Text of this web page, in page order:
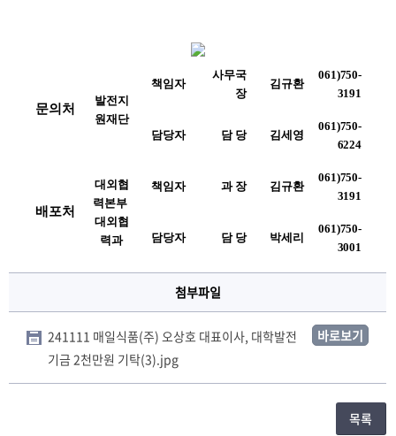
문의처
발전지
원재단
책임자
사무국
장
김규환
061)750-
3191
담당자 담 당 김세영
061)750-
6224
배포처
대외협
력본부
대외협
력과
책임자 과 장 김규환
061)750-
3191
담당자 담 당 박세리
061)750-
3001
첨부파일
241111 매일식품(주) 오상호 대표이사, 대학발전
기금 2천만원 기탁(3).jpg
바로보기
목록